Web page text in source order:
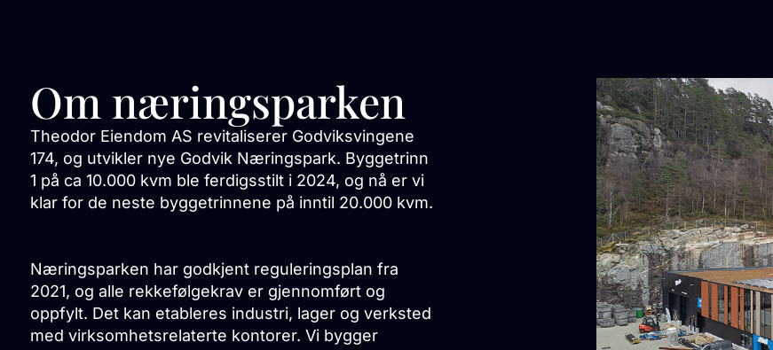
Om næringsparken
Theodor Eiendom AS revitaliserer Godviksvingene
174, og utvikler nye Godvik Næringspark. Byggetrinn
1 på ca 10.000 kvm ble ferdigsstilt i 2024, og nå er vi
klar for de neste byggetrinnene på inntil 20.000 kvm.
Næringsparken har godkjent reguleringsplan fra
2021, og alle rekkefølgekrav er gjennomført og
oppfylt. Det kan etableres industri, lager og verksted
med virksomhetsrelaterte kontorer. Vi bygger